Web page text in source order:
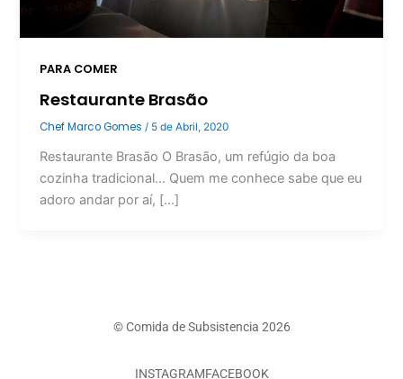
PARA COMER
Restaurante Brasão
Chef Marco Gomes/ 5 de Abril, 2020
Restaurante Brasão O Brasão, um refúgio da boa
cozinha tradicional… Quem me conhece sabe que eu
adoro andar por aí, […]
© Comida de Subsistencia 2026
INSTAGRAMFACEBOOK